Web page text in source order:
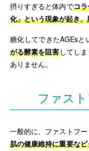
摂りすぎると体内でコ
化」という現象が起き
糖化してできたAGEsと
がる酵素を阻害してし
ありません。
ファス
一般的に、ファストフー
肌の健康維持に重要な